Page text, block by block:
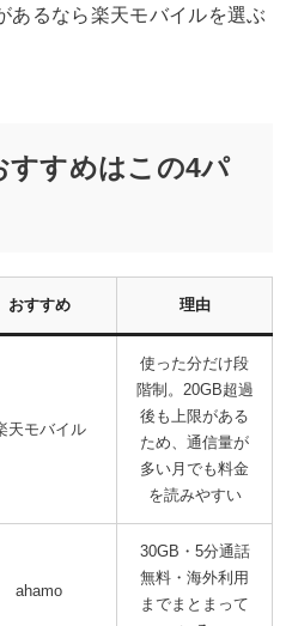
あるなら楽天モバイルを選ぶ
すすめはこの4パ
おすすめ 理由
天モバイル
使った分だけ段
階制。20GB超過
後も上限がある
ため、通信量が
多い月でも料金
を読みやすい
ahamo
30GB・5分通話
無料・海外利用
までまとまって